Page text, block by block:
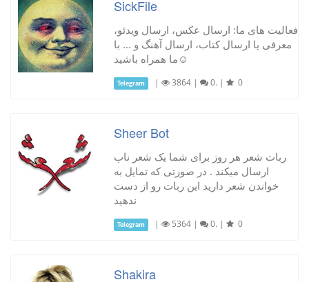
SickFile
فعالیت های ما: ارسال عکس، ارسال ویدئو،
معرفی یا ارسال کتاب، ارسال آهنگ و ... با
ما همراه باشید☺
Telegram | 3864 | 0. | 0
Sheer Bot
ربات شعر هر روز برای شما یک شعر ناب
ارسال میکند . در صورتی که تمایل به
خواندن شعر دارید این ربات رو از دست
ندهید
Telegram | 5364 | 0. | 0
Shakira